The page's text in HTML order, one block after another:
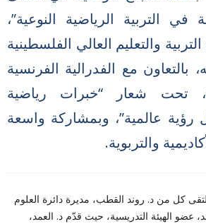
في التربية الرياضية النوعية”،
والتعليم العالي الفلسطينية
بالتعاون مع الفدرالية الفرنسية
تحت شعار “خبرات رياضية
عالمية”، وبمشاركة واسعة
والتربوية.
كل من د. روند القطب، مديرة دائرة العلوم
عضو الهيئة التدريسية، حيث قدّم د. العمد،